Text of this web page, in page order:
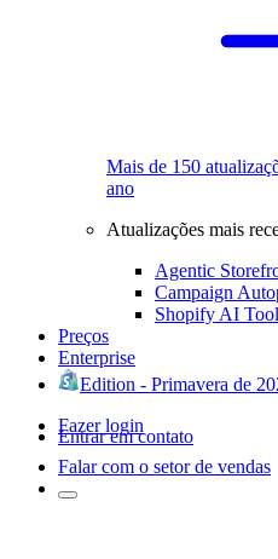
Mais de 150
ano
Atualizações mais
Agentic
Campaign
Shopify AI
Preços
Enterprise
Edition - Primavera de
Fazer login
Entrar em contato
Falar com o setor de vendas